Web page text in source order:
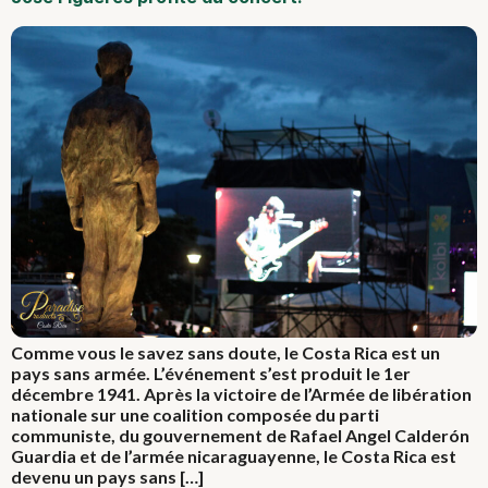
Comme vous le savez sans doute, le Costa Rica est un
pays sans armée. L’événement s’est produit le 1er
décembre 1941. Après la victoire de l’Armée de libération
nationale sur une coalition composée du parti
communiste, du gouvernement de Rafael Angel Calderón
Guardia et de l’armée nicaraguayenne, le Costa Rica est
devenu un pays sans […]